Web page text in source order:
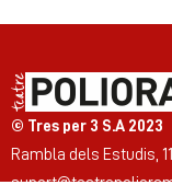
© Tres per 3 S.A 2023
Rambla dels Estudis,